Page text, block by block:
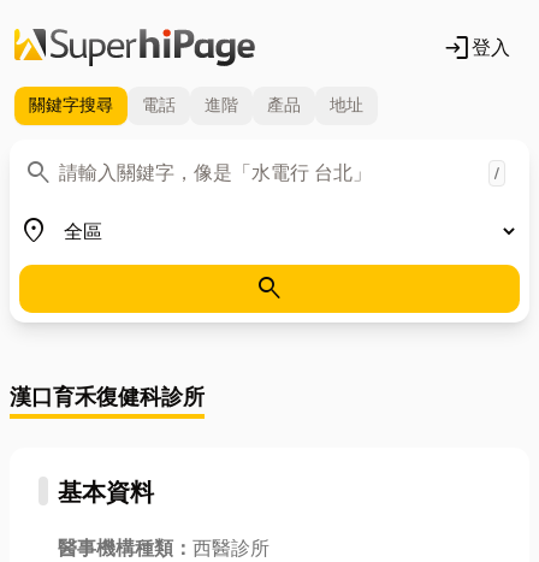
login登入
關鍵字搜尋 電話 進階 產品 地址
search
關鍵字 /
place
地區
search
漢口育禾復健科診所
基本資料
醫事機構種類： 西醫診所